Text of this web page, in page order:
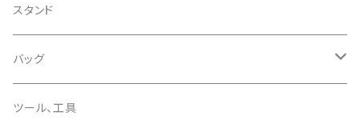
CHRIS KING/クリスキング
CHROMAG/クロマグ
CHROME/クローム
リアディレーラー
チェーン
リムテープ
チューブレスバルブ/ バルブキャップ
シーラント
スタンド
バッグ
サドルバッグ
ツール、工具